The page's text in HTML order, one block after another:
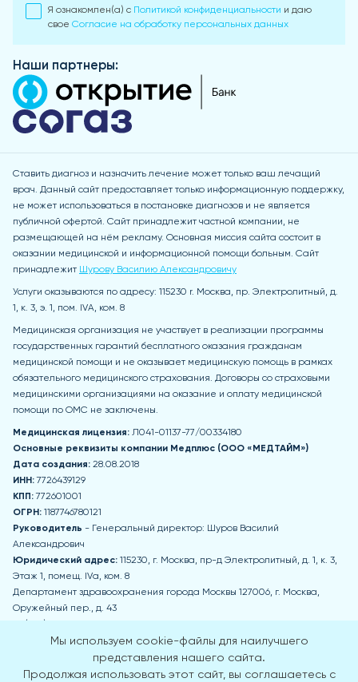
Я ознакомлен(а) с Политикой конфиденциальности и даю
свое Согласие на обработку персональных данных
Наши партнеры:
Ставить диагноз и назначить лечение может только ваш лечащий
врач. Данный сайт предоставляет только информационную поддержку,
не может использоваться в постановке диагнозов и не является
публичной офертой. Сайт принадлежит частной компании, не
размещающей на нём рекламу. Основная миссия сайта состоит в
оказании медицинской и информационной помощи больным. Сайт
принадлежит Шурову Василию Александровичу
Услуги оказываются по адресу: 115230 r. Москва, пр. Электролитный, д.
1, к. 3, э. 1, пом. IVA, ком. 8
Медицинская организация не участвует в реализации программы
государственных гарантий бесплатного оказания гражданам
медицинской помощи и не оказывает медицинскую помощь в рамках
обязательного медицинского страхования. Договоры со страховыми
медицинскими организациями на оказание и оплату медицинской
помощи по ОМС не заключены.
Медицинская лицензия: Л041-01137-77/00334180
Основные реквизиты компании Медплюс (ООО «МЕДТАЙМ»)
Дата создания: 28.08.2018
ИНН:7726439129
КПП:772601001
ОГРН: 1187746780121
Руководитель - Генеральный директор: Шуров Василий
Александрович
Юридический адрес: 115230, г. Москва, пр-д Электролитный, д. 1, к. 3,
Этаж 1, помещ. IVа, ком. 8
Департамент здравоохранения города Москвы 127006, г. Москва,
Оружейный пер., д. 43
zdrav@mos.ru
Пн-Чт: 8:00-17:00 Пт: 8:00-15:45 Обед: 12:30-13:15 Сб, Вс - выходные дни
Мы используем cookie-файлы для наилучшего
представления нашего сайта.
Продолжая использовать этот сайт, вы соглашаетесь с